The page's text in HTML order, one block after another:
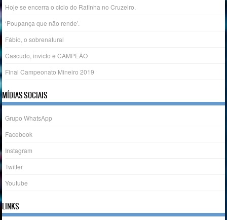
Hoje se encerra o ciclo do Rafinha no Cruzeiro.
‘Poupança que não rende’.
Fábio, o sobrenatural
Cascudo, invicto e CAMPEÃO
Final Campeonato Mineiro 2019
MÍDIAS SOCIAIS
Grupo WhatsApp
Facebook
Instagram
Twitter
Youtube
LINKS